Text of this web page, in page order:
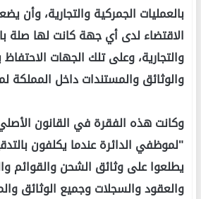
بالعمليات الجمركية والتجارية، وأن
الاقتضاء لدى أي جهة كانت لها صلة
والتجارية، وعلى تلك الجهات
والوثائق والمستندات داخل المملكة
وكانت هذه الفقرة في القانون
"لموظفي الدائرة عندما يكلفون
يطلعوا على وثائق الشحن والقوائم
والعقود والسجلات وجميع الوثائق